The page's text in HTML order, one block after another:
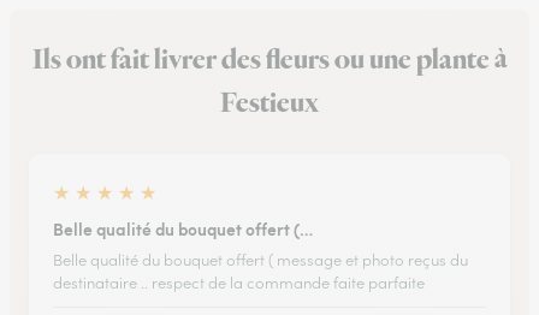
Ils ont fait livrer des fleurs ou une plante à
Festieux
★ ★ ★ ★ ★
Belle qualité du bouquet offert (…
Belle qualité du bouquet offert ( message et photo reçus du
destinataire .. respect de la commande faite parfaite